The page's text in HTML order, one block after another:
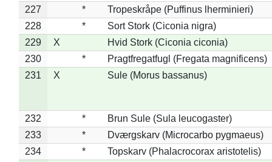
227
*
Tropeskråpe (Puffinus lherminieri)
228
*
Sort Stork (Ciconia nigra)
229
X
Hvid Stork (Ciconia ciconia)
230
*
Pragtfregatfugl (Fregata magnificens)
231
X Sule (Morus bassanus)
232 *
Brun Sule (Sula leucogaster)
233
*
Dværgskarv (Microcarbo pygmaeus)
234
* Topskarv (Phalacrocorax aristotelis)